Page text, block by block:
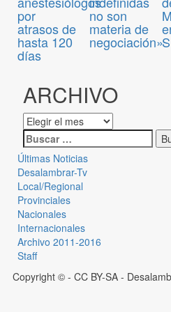
por
atrasos de
hasta 120
días
no son
materia de
negociación»
ARCHIVO
Últimas Noticias
Desalambrar-Tv
Local/Regional
Provinciales
Nacionales
Internacionales
Archivo 2011-2016
Staff
Copyright © - CC BY-SA -